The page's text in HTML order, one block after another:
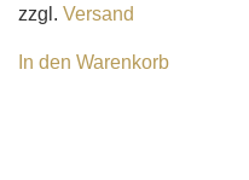
zzgl. Versand
In den Warenkorb